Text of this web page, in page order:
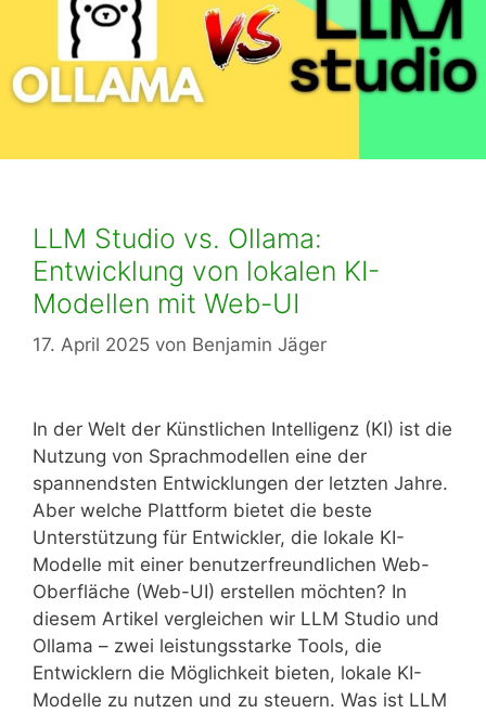
LLM Studio vs. Ollama:
Entwicklung von lokalen KI-
Modellen mit Web-UI
17. April 2025 von Benjamin Jäger
In der Welt der Künstlichen Intelligenz (KI) ist die
Nutzung von Sprachmodellen eine der
spannendsten Entwicklungen der letzten Jahre.
Aber welche Plattform bietet die beste
Unterstützung für Entwickler, die lokale KI-
Modelle mit einer benutzerfreundlichen Web-
Oberfläche (Web-UI) erstellen möchten? In
diesem Artikel vergleichen wir LLM Studio und
Ollama – zwei leistungsstarke Tools, die
Entwicklern die Möglichkeit bieten, lokale KI-
Modelle zu nutzen und zu steuern. Was ist LLM